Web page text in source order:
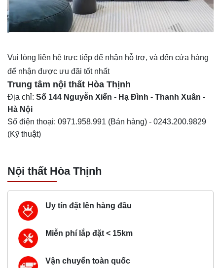
Vui lòng liên hệ trực tiếp để nhận hỗ trợ, và đến cửa hàng
để nhận được ưu đãi tốt nhất
Trung tâm nội thất Hòa Thịnh
Địa chỉ: Số 144 Nguyễn Xiển - Hạ Đình - Thanh Xuân -
Hà Nội
Số điện thoại: 0971.958.991 (Bán hàng) - 0243.200.9829
(Kỹ thuật)
Nội thất Hòa Thịnh
Uy tín đặt lên hàng đầu
Miễn phí lắp đặt < 15km
Vận chuyển toàn quốc